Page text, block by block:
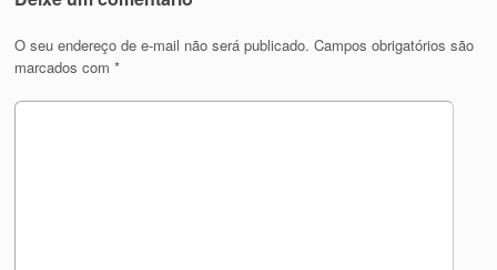
O seu endereço de e-mail não será publicado. Campos obrigatórios são
marcados com*